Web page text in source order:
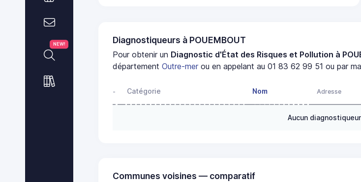
NEW! Diagnostiqueurs à POUEMBOUT
Pour obtenir un Diagnostic d'État des Risques et Pollution à
départementOutre-mer ou en appelant au 01 83 62 99 51 ou par
- Catégorie Nom Adresse
Aucun
Communes voisines — comparatif